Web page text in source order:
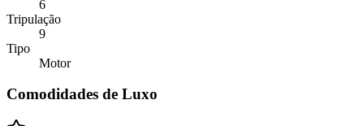
6
Tripulação
9
Tipo
Motor
Comodidades de Luxo